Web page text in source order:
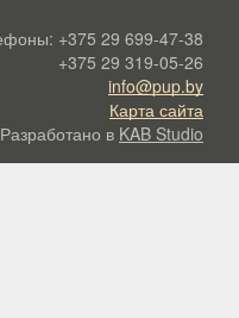
+375 29 699-47-38
+375 29 319-05-26
info@pup.by
Карта сайта
Разработано в KAB Studio